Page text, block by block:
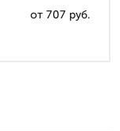
от 707 руб.